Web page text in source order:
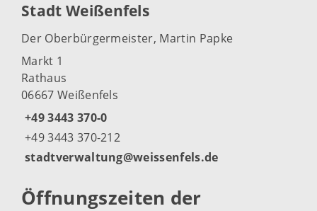
Stadt Weißenfels
Der Oberbürgermeister, Martin Papke
Markt 1
Rathaus
06667 Weißenfels
+49 3443 370-0
+49 3443 370-212
stadtverwaltung@weissenfels.de
Öffnungszeiten der